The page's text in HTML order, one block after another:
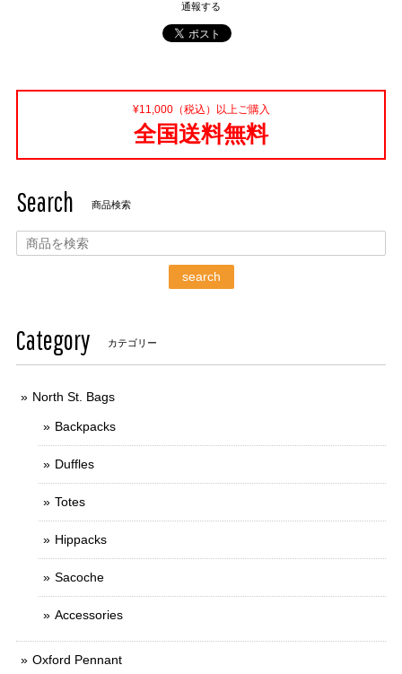
通報する
¥11,000（税込）以上ご購入
全国送料無料
Search 商品検索
search
Category カテゴリー
North St. Bags
Backpacks
Duffles
Totes
Hippacks
Sacoche
Accessories
Oxford Pennant